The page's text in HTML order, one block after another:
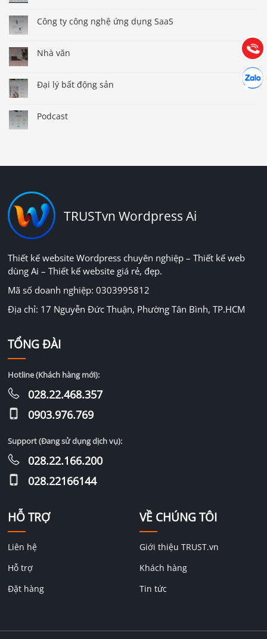
Công ty công nghệ ứng dụng SaaS
Nhà văn
Đại lý bất động sản
Podcast
TRUSTvn Wordpress Ai
Thiết kế website Wordpress chuyên nghiệp – Thiết kế web
dùng Ai – Thiết kế website giá rẻ, đẹp.
Mã số doanh nghiệp: 0303995812
Địa chỉ: 17 Nguyễn Đức Thuận, Phường Tân Bình, TP.HCM
HỖ TRỢ
Liên hệ
Hỗ trợ
Đặt hàng
VỀ CHÚNG TÔI
Giới thiệu TRUST.vn
Khách hàng
Tin tức
TỔNG ĐÀI
Hotline (Khách hàng mới):
028.22.468.357
0903.976.769
Support (Đang sử dụng dịch vụ):
028.22.166.200
028.22166144
Gọi
Hướng dẫn & Hỗ trợ:
(028) 22.166.144
Chát